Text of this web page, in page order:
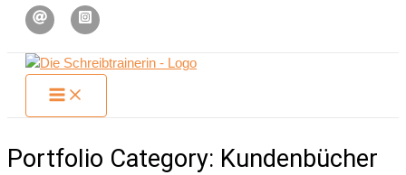
Zum
Inhalt
springen
Portfolio Category: Kundenbücher